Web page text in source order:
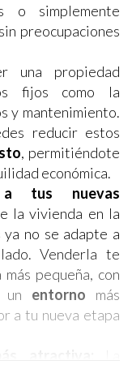
o simplemente
preocupaciones
una propiedad
fijos como la
y mantenimiento.
reducir estos
, permitiéndote
económica.
tus nuevas
la vivienda en la
no se adapte a
Venderla te
pequeña, con
entorno más
a tu nueva etapa